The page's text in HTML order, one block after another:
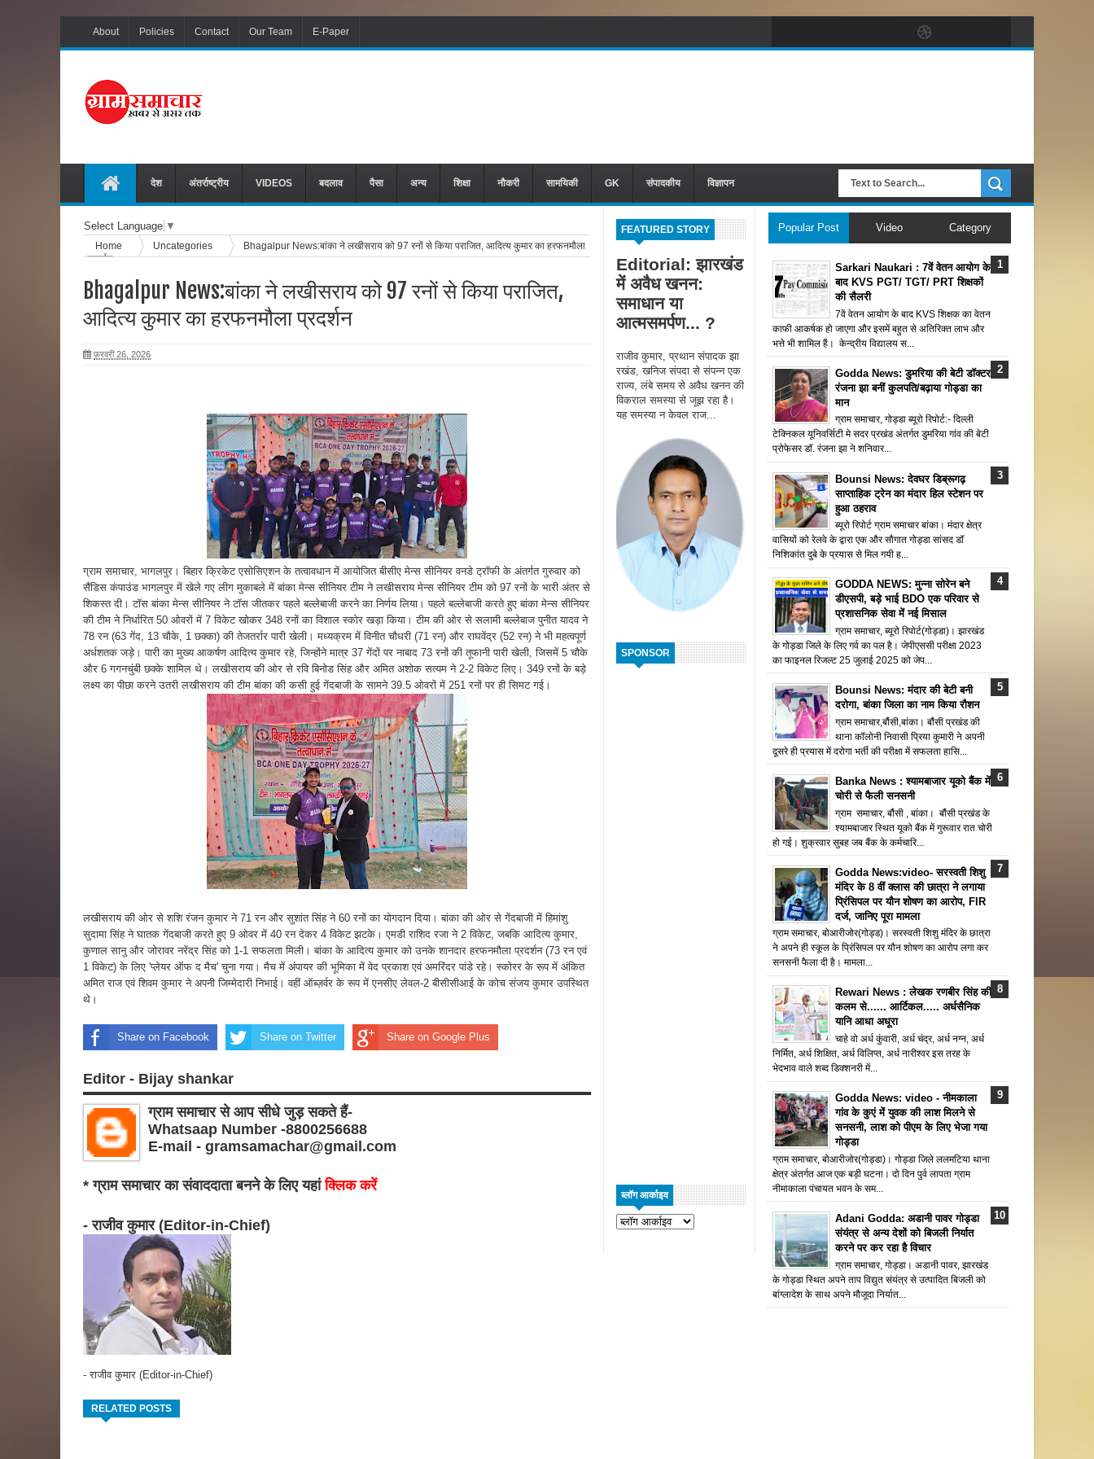
About Policies Contact Our Team E-Paper
देश अंतर्राष्ट्रीय VIDEOS बदलाव पैसा अन्य शिक्षा नौकरी सामयिकी GK संपादकीय विज्ञापन
FEATURED STORY
Editorial: झारखंड
में अवैध खनन:
समाधान या
आत्मसमर्पण... ?
राजीव कुमार, प्रथान संपादक झा
रखंड, खनिज संपदा से संपन्न एक
राज्य, लंबे समय से अवैध खनन की
विकराल समस्या से जूझ रहा है।
यह समस्या न केवल राज...
SPONSOR
ब्लॉग आर्काइव
Select Language ▼
Home Uncategories
Bhagalpur News:बांका ने लखीसराय को 97 रनों से किया पराजित, आदित्य कुमार का हरफनमौला
प्रदर्शन
Bhagalpur News:बांका ने लखीसराय को 97 रनों से किया पराजित,
आदित्य कुमार का हरफनमौला प्रदर्शन
फ़रवरी 26, 2026
ग्राम समाचार, भागलपुर। बिहार क्रिकेट एसोसिएशन के तत्वावधान में आयोजित बीसीए मेन्स सीनियर वनडे ट्रॉफी के अंतर्गत गुरुवार को
सैंडिस कंपाउंड भागलपुर में खेले गए लीग मुकाबले में बांका मेन्स सीनियर टीम ने लखीसराय मेन्स सीनियर टीम को 97 रनों के भारी अंतर से
शिकस्त दी। टॉस बांका मेन्स सीनियर ने टॉस जीतकर पहले बल्लेबाजी करने का निर्णय लिया। पहले बल्लेबाजी करते हुए बांका मेन्स सीनियर
की टीम ने निर्धारित 50 ओवरों में 7 विकेट खोकर 348 रनों का विशाल स्कोर खड़ा किया। टीम की ओर से सलामी बल्लेबाज पुनीत यादव ने
78 रन (63 गेंद, 13 चौके, 1 छक्का) की तेजतर्रार पारी खेली। मध्यक्रम में विनीत चौधरी (71 रन) और राघवेंद्र (52 रन) ने भी महत्वपूर्ण
अर्धशतक जड़े। पारी का मुख्य आकर्षण आदित्य कुमार रहे, जिन्होंने मात्र 37 गेंदों पर नाबाद 73 रनों की तूफानी पारी खेली, जिसमें 5 चौके
और 6 गगनचुंबी छक्के शामिल थे। लखीसराय की ओर से रवि बिनोड सिंह और अमित अशोक सत्यम ने 2-2 विकेट लिए। 349 रनों के बड़े
लक्ष्य का पीछा करने उतरी लखीसराय की टीम बांका की कसी हुई गेंदबाजी के सामने 39.5 ओवरों में 251 रनों पर ही सिमट गई।
लखीसराय की ओर से शशि रंजन कुमार ने 71 रन और सुशांत सिंह ने 60 रनों का योगदान दिया। बांका की ओर से गेंदबाजी में हिमांशु
सुदामा सिंह ने घातक गेंदबाजी करते हुए 9 ओवर में 40 रन देकर 4 विकेट झटके। एमडी राशिद रजा ने 2 विकेट, जबकि आदित्य कुमार,
कुणाल सानु और जोरावर नरेंद्र सिंह को 1-1 सफलता मिली। बांका के आदित्य कुमार को उनके शानदार हरफनमौला प्रदर्शन (73 रन एवं
1 विकेट) के लिए 'प्लेयर ऑफ द मैच' चुना गया। मैच में अंपायर की भूमिका में वेद प्रकाश एवं अमरिंदर पांडे रहे। स्कोरर के रूप में अंकित
अमित राज एवं शिवम कुमार ने अपनी जिम्मेदारी निभाई। वहीं ऑब्ज़र्वर के रूप में एनसीए लेवल-2 बीसीसीआई के कोच संजय कुमार उपस्थित
थे।
Share on Facebook Share on Twitter Share on Google Plus
Editor - Bijay shankar
ग्राम समाचार से आप सीधे जुड़ सकते हैं-
Whatsaap Number -8800256688
E-mail - gramsamachar@gmail.com
* ग्राम समाचार का संवाददाता बनने के लिए यहांक्लिक करें
- राजीव कुमार (Editor-in-Chief)
- राजीव कुमार (Editor-in-Chief)
RELATED POSTS
Popular Post Video Category
Sarkari Naukari : 7वें वेतन आयोग के
बाद KVS PGT/ TGT/ PRT शिक्षकों
की सैलरी
7वें वेतन आयोग के बाद KVS शिक्षक का वेतन
काफी आकर्षक हो जाएगा और इसमें बहुत से अतिरिक्त लाभ और
भत्ते भी शामिल हैं। केन्द्रीय विद्यालय स...
Godda News: डुमरिया की बेटी डॉक्टर
रंजना झा बनीं कुलपति/बढ़ाया गोड्डा का
मान
ग्राम समाचार, गोड्डा ब्यूरो रिपोर्ट:- दिल्ली
टेक्निकल यूनिवर्सिटी मे सदर प्रखंड अंतर्गत डुमरिया गांव की बेटी
प्रोफेसर डॉ. रंजना झा ने शनिवार...
Bounsi News: देवघर डिब्रूगढ़
साप्ताहिक ट्रेन का मंदार हिल स्टेशन पर
हुआ ठहराव
ब्यूरो रिपोर्ट ग्राम समाचार बांका। मंदार क्षेत्र
वासियों को रेलवे के द्वारा एक और सौगात गोड्डा सांसद डॉ
निशिकांत दुबे के प्रयास से मिल गयी ह...
GODDA NEWS: मुन्ना सोरेन बने
डीएसपी, बड़े भाई BDO एक परिवार से
प्रशासनिक सेवा में नई मिसाल
ग्राम समाचार, ब्यूरो रिपोर्ट(गोड्डा)। झारखंड
के गोड्डा जिले के लिए गर्व का पल है। जेपीएससी परीक्षा 2023
का फाइनल रिजल्ट 25 जुलाई 2025 को जेप...
Bounsi News: मंदार की बेटी बनी
दरोगा, बांका जिला का नाम किया रौशन
ग्राम समाचार,बौंसी,बांका। बौंसी प्रखंड की
थाना कॉलोनी निवासी प्रिया कुमारी ने अपनी
दूसरे ही प्रयास में दरोगा भर्ती की परीक्षा में सफलता हासि...
Banka News : श्यामबाजार यूको बैंक में
चोरी से फैली सनसनी
ग्राम समाचार, बौंसी , बांका। बौंसी प्रखंड के
श्यामबाजार स्थित यूको बैंक में गुरूवार रात चोरी
हो गई। शुक्रवार सुबह जब बैंक के कर्मचारि...
Godda News:video- सरस्वती शिशु
मंदिर के 8 वीं क्लास की छात्रा ने लगाया
प्रिंसिपल पर यौन शोषण का आरोप, FIR
दर्ज, जानिए पूरा मामला
ग्राम समाचार, बोआरीजोर(गोड्ड)। सरस्वती शिशु मंदिर के छात्रा
ने अपने ही स्कूल के प्रिंसिपल पर यौन शोषण का आरोप लगा कर
सनसनी फैला दी है। मामला...
Rewari News : लेखक रणबीर सिंह की
कलम से...... आर्टिकल..... अर्धसैनिक
यानि आधा अधूरा
चाहे वो अर्ध कुंवारी, अर्ध चंद्र, अर्ध नग्न, अर्ध
निर्मित, अर्ध शिक्षित, अर्ध विलिप्त, अर्ध नारीश्वर इस तरह के
भेदभाव वाले शब्द डिक्शनरी में...
Godda News: video - नीमकाला
गांव के कुएं में युवक की लाश मिलने से
सनसनी, लाश को पीएम के लिए भेजा गया
गोड्डा
ग्राम समाचार, बोआरीजोर(गोड्डा)। गोड्डा जिले ललमटिया थाना
क्षेत्र अंतर्गत आज एक बड़ी घटना। दो दिन पुर्व लापता ग्राम
नीमाकाला पंचायत भवन के सम...
Adani Godda: अडानी पावर गोड्डा
संयंत्र से अन्य देशों को बिजली निर्यात
करने पर कर रहा है विचार
ग्राम समाचार, गोड्डा। अडानी पावर, झारखंड
के गोड्डा स्थित अपने ताप विद्युत संयंत्र से उत्पादित बिजली को
बांग्लादेश के साथ अपने मौजूदा निर्यात...